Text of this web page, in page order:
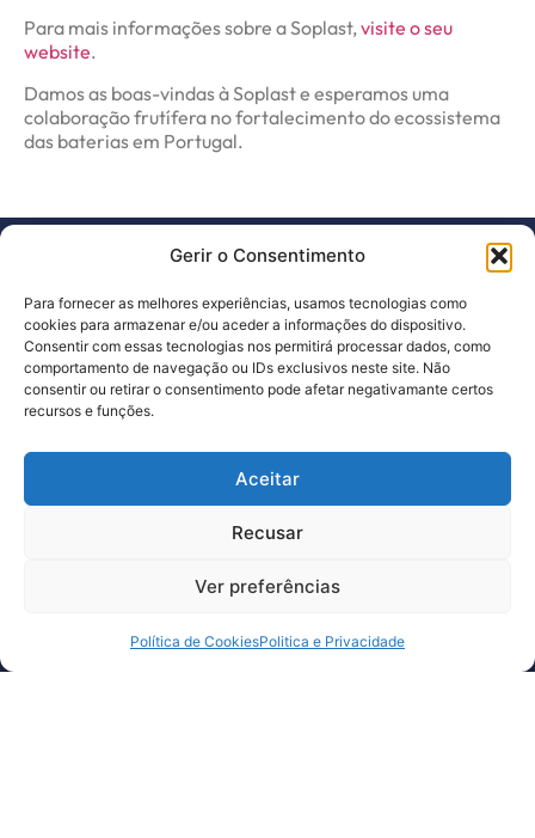
Gerir o Consentimento
Para fornecer as melhores experiências, usamos tecnologias como
cookies para armazenar e/ou aceder a informações do dispositivo.
Consentir com essas tecnologias nos permitirá processar dados, como
comportamento de navegação ou IDs exclusivos neste site. Não
consentir ou retirar o consentimento pode afetar negativamante certos
recursos e funções.
Aceitar
Recusar
Ver preferências
Política de CookiesPolitica e Privacidade
Para mais informações sobre a Soplast,visite o seu
website.
Damos as boas-vindas à Soplast e esperamos uma
colaboração frutífera no fortalecimento do ecossistema
das baterias em Portugal.
Subscreva a nossa newsletter
e fique a par de todas as novidades
política de privacidade.
Redes Sociais